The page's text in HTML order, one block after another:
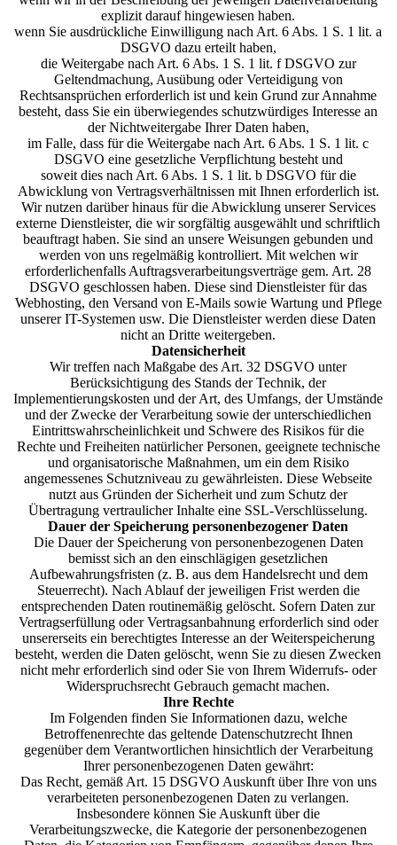
explizit darauf hingewiesen haben.
wenn Sie ausdrückliche Einwilligung nach Art. 6 Abs. 1 S. 1 lit. a
DSGVO dazu erteilt haben,
die Weitergabe nach Art. 6 Abs. 1 S. 1 lit. f DSGVO zur
Geltendmachung, Ausübung oder Verteidigung von
Rechtsansprüchen erforderlich ist und kein Grund zur Annahme
besteht, dass Sie ein überwiegendes schutzwürdiges Interesse an
der Nichtweitergabe Ihrer Daten haben,
im Falle, dass für die Weitergabe nach Art. 6 Abs. 1 S. 1 lit. c
DSGVO eine gesetzliche Verpflichtung besteht und
soweit dies nach Art. 6 Abs. 1 S. 1 lit. b DSGVO für die
Abwicklung von Vertragsverhältnissen mit Ihnen erforderlich ist.
Wir nutzen darüber hinaus für die Abwicklung unserer Services
externe Dienstleister, die wir sorgfältig ausgewählt und schriftlich
beauftragt haben. Sie sind an unsere Weisungen gebunden und
werden von uns regelmäßig kontrolliert. Mit welchen wir
erforderlichenfalls Auftragsverarbeitungsverträge gem. Art. 28
DSGVO geschlossen haben. Diese sind Dienstleister für das
Webhosting, den Versand von E-Mails sowie Wartung und Pflege
unserer IT-Systemen usw. Die Dienstleister werden diese Daten
nicht an Dritte weitergeben.
Datensicherheit
Wir treffen nach Maßgabe des Art. 32 DSGVO unter
Berücksichtigung des Stands der Technik, der
Implementierungskosten und der Art, des Umfangs, der Umstände
und der Zwecke der Verarbeitung sowie der unterschiedlichen
Eintrittswahrscheinlichkeit und Schwere des Risikos für die
Rechte und Freiheiten natürlicher Personen, geeignete technische
und organisatorische Maßnahmen, um ein dem Risiko
angemessenes Schutzniveau zu gewährleisten. Diese Webseite
nutzt aus Gründen der Sicherheit und zum Schutz der
Übertragung vertraulicher Inhalte eine SSL-Verschlüsselung.
Dauer der Speicherung personenbezogener Daten
Die Dauer der Speicherung von personenbezogenen Daten
bemisst sich an den einschlägigen gesetzlichen
Aufbewahrungsfristen (z. B. aus dem Handelsrecht und dem
Steuerrecht). Nach Ablauf der jeweiligen Frist werden die
entsprechenden Daten routinemäßig gelöscht. Sofern Daten zur
Vertragserfüllung oder Vertragsanbahnung erforderlich sind oder
unsererseits ein berechtigtes Interesse an der Weiterspeicherung
besteht, werden die Daten gelöscht, wenn Sie zu diesen Zwecken
nicht mehr erforderlich sind oder Sie von Ihrem Widerrufs- oder
Widerspruchsrecht Gebrauch gemacht machen.
Ihre Rechte
Im Folgenden finden Sie Informationen dazu, welche
Betroffenenrechte das geltende Datenschutzrecht Ihnen
gegenüber dem Verantwortlichen hinsichtlich der Verarbeitung
Ihrer personenbezogenen Daten gewährt:
Das Recht, gemäß Art. 15 DSGVO Auskunft über Ihre von uns
verarbeiteten personenbezogenen Daten zu verlangen.
Insbesondere können Sie Auskunft über die
Verarbeitungszwecke, die Kategorie der personenbezogenen